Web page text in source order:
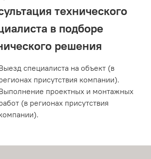
технического
в подборе
решения
специалиста на объект (в
присутствия компании).
проектных и монтажных
(в регионах присутствия